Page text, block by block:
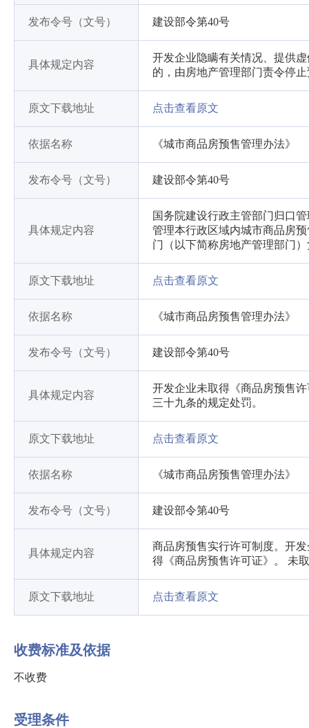
发布令号（文号） 建设部令第40号
具体规定内容
开发企业隐瞒有关情况、提供
的，由房地产管理部门责令停
原文下载地址 点击查看原文
依据名称 《城市商品房预售管理办法》
发布令号（文号） 建设部令第40号
具体规定内容
国务院建设行政主管部门归口
管理本行政区域内城市商品房
门（以下简称房地产管理部门
原文下载地址 点击查看原文
依据名称 《城市商品房预售管理办法》
发布令号（文号） 建设部令第40号
具体规定内容
开发企业未取得《商品房预售
三十九条的规定处罚。
原文下载地址 点击查看原文
依据名称 《城市商品房预售管理办法》
发布令号（文号） 建设部令第40号
具体规定内容
商品房预售实行许可制度。开
得《商品房预售许可证》。 未
原文下载地址 点击查看原文
收费标准及依据
不收费
受理条件